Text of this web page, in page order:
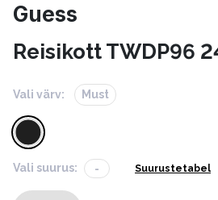
Guess
Reisikott TWDP96
Vali värv: Must
Vali suurus: - Suurustetabel